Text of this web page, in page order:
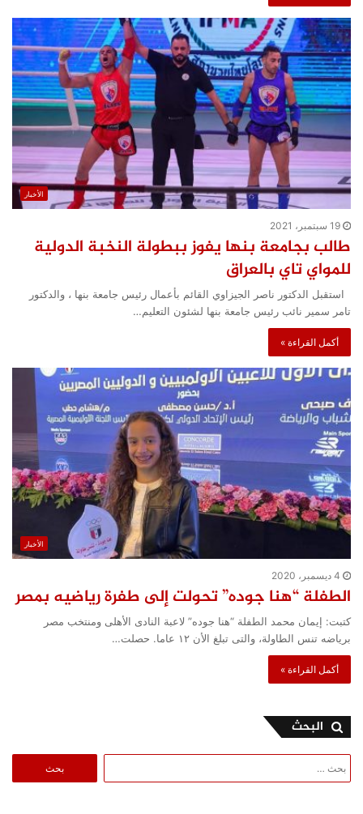
الأخبار
19 سبتمبر، 2021
طالب بجامعة بنها يفوز ببطولة النخبة الدولية
للمواي تاي بالعراق
استقبل الدكتور ناصر الجيزاوي القائم بأعمال رئيس جامعة بنها ، والدكتور
تامر سمير نائب رئيس جامعة بنها لشئون التعليم…
أكمل القراءة »
الأخبار
4 ديسمبر، 2020
الطفلة “هنا جوده” تحولت إلى طفرة رياضيه بمصر
كتبت: إيمان محمد الطفلة “هنا جوده” لاعبة النادى الأهلى ومنتخب مصر
برياضه تنس الطاولة، والتى تبلغ الأن ١٢ عاما. حصلت…
أكمل القراءة »
البحث
عن: